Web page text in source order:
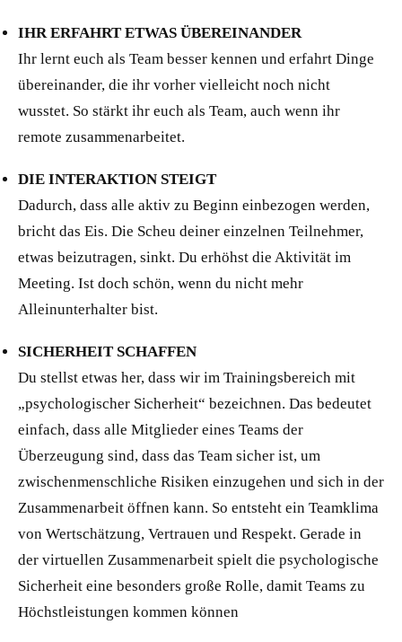
IHR ERFAHRT ETWAS ÜBEREINANDER
Ihr lernt euch als Team besser kennen und erfahrt Dinge
übereinander, die ihr vorher vielleicht noch nicht
wusstet. So stärkt ihr euch als Team, auch wenn ihr
remote zusammenarbeitet.
DIE INTERAKTION STEIGT
Dadurch, dass alle aktiv zu Beginn einbezogen werden,
bricht das Eis. Die Scheu deiner einzelnen Teilnehmer,
etwas beizutragen, sinkt. Du erhöhst die Aktivität im
Meeting. Ist doch schön, wenn du nicht mehr
Alleinunterhalter bist.
SICHERHEIT SCHAFFEN
Du stellst etwas her, dass wir im Trainingsbereich mit
„psychologischer Sicherheit“ bezeichnen. Das bedeutet
einfach, dass alle Mitglieder eines Teams der
Überzeugung sind, dass das Team sicher ist, um
zwischenmenschliche Risiken einzugehen und sich in der
Zusammenarbeit öffnen kann. So entsteht ein Teamklima
von Wertschätzung, Vertrauen und Respekt. Gerade in
der virtuellen Zusammenarbeit spielt die psychologische
Sicherheit eine besonders große Rolle, damit Teams zu
Höchstleistungen kommen können